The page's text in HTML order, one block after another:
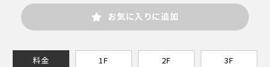
お気に入りに追加
料金 1F 2F 3F